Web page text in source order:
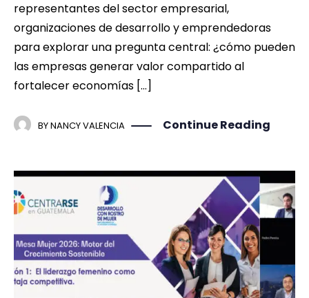
representantes del sector empresarial,
organizaciones de desarrollo y emprendedoras
para explorar una pregunta central: ¿cómo pueden
las empresas generar valor compartido al
fortalecer economías […]
BYNANCY VALENCIA Continue Reading